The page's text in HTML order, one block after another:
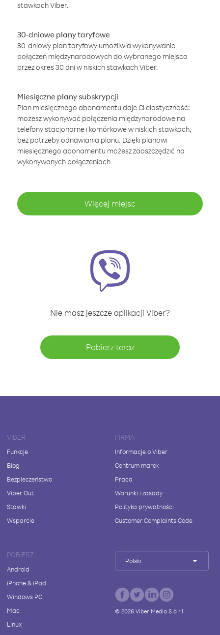
stawkach Viber.
30-dniowe plany taryfowe
30-dniowy plan taryfowy umożliwia wykonywanie
połączeń międzynarodowych do wybranego miejsca
przez okres 30 dni w niskich stawkach Viber.
Miesięczne plany subskrypcji
Plan miesięcznego abonamentu daje Ci elastyczność:
możesz wykonywać połączenia międzynarodowe na
telefony stacjonarne i komórkowe w niskich stawkach,
bez potrzeby odnawiania planu. Dzięki planowi
miesięcznego abonamentu możesz zaoszczędzić na
wykonywanych połączeniach
Więcej miejsc
Nie masz jeszcze aplikacji Viber?
Pobierz teraz
VIBER
Funkcje
Blog
Bezpieczeństwo
Viber Out
Stawki
Wsparcie
FIRMA
Informacje o Viber
Centrum marek
Praca
Warunki i zasady
Polityka prywatności
Customer Complaints Code
POBIERZ
Android
iPhone & iPad
Windows PC
Mac
Linux
Polski
© 2026Viber Media S.à r.l.